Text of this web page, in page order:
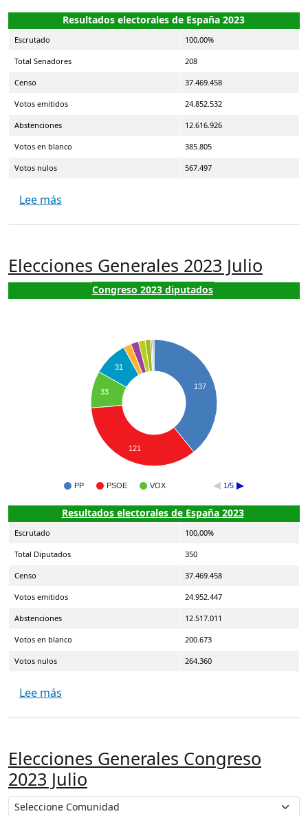
Resultados electorales de España 2023
Escrutado 100,00%
Total Senadores 208
Censo 37.469.458
Votos emitidos 24.852.532
Abstenciones 12.616.926
Votos en blanco 385.805
Votos nulos 567.497
Lee más
Elecciones Generales 2023 Julio
Congreso 2023 diputados
PP PSOE VOX 1/5
137
31
33
121
Resultados electorales de España 2023
Escrutado 100,00%
Total Diputados 350
Censo 37.469.458
Votos emitidos 24.952.447
Abstenciones 12.517.011
Votos en blanco 200.673
Votos nulos 264.360
Lee más
Elecciones Generales Congreso
2023 Julio